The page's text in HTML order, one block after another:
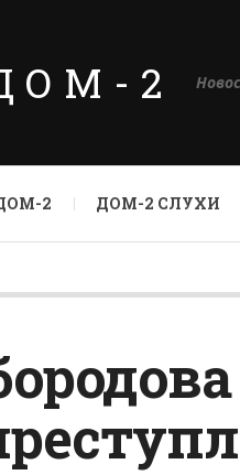
2
2 ДОМ-2 СЛУХИ